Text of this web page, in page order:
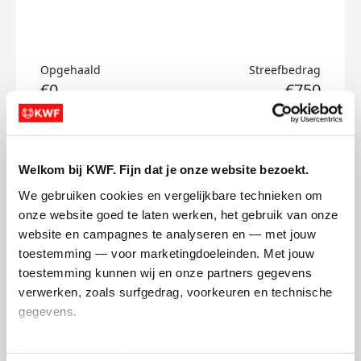
Welkom bij KWF. Fijn dat je onze website bezoekt.
We gebruiken cookies en vergelijkbare technieken om
onze website goed te laten werken, het gebruik van onze
website en campagnes te analyseren en — met jouw
toestemming — voor marketingdoeleinden. Met jouw
toestemming kunnen wij en onze partners gegevens
verwerken, zoals surfgedrag, voorkeuren en technische
gegevens.
Opgehaald
€0
Streefbedrag
€750
Doneer
Saskia's badges